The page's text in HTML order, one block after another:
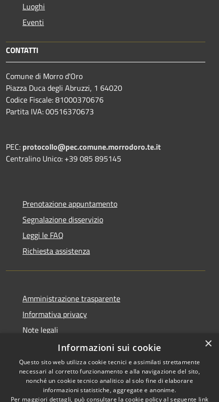
Luoghi
Eventi
CONTATTI
Comune di Morro d'Oro
Piazza Duca degli Abruzzi, 1 64020
Codice Fiscale: 81000370676
Partita IVA: 00516370673
PEC: protocollo@pec.comune.morrodoro.te.it
Centralino Unico: +39 085 895145
Prenotazione appuntamento
Segnalazione disservizio
Leggi le FAQ
Richiesta assistenza
Amministrazione trasparente
Informativa privacy
Note legali
Dichiarazione di accessibilità
RSS
Copyright © 2026 • Comune di
×
Informazioni sui cookie
Questo sito web utilizza cookie tecnici e assimilati strettamente
necessari al corretto funzionamento e alla navigazione del sito,
nonché un cookie tecnico analitico al solo fine di elaborare
informazioni statistiche, aggregate e anonime.
Per maggiori dettagli, può consultare la cookie policy al seguente link